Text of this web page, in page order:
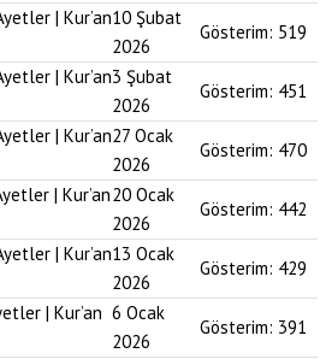
| Kur’an10 Şubat
2026
Gösterim: 519
| Kur’an3 Şubat
2026
Gösterim: 451
| Kur’an27 Ocak
2026
Gösterim: 470
| Kur’an20 Ocak
2026
Gösterim: 442
| Kur’an13 Ocak
2026
Gösterim: 429
| Kur’an 6 Ocak
2026
Gösterim: 391